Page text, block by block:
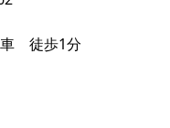
車 徒歩1分